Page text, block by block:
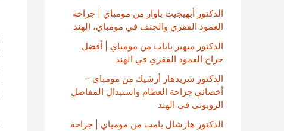
الدكتور أبهيجيت باوار من مومباي | جراحة
العمود الفقري والجنف في مومباي، الهند
الدكتور ميهير بابات من مومباي | أفضل
جراح العمود الفقري في الهند
الدكتور شريدهار أرشيك من مومباي –
أخصائي جراحة العظام واستبدال المفاصل
الروبوتي في الهند
الدكتور هارشال بامب من مومباي | جراحة